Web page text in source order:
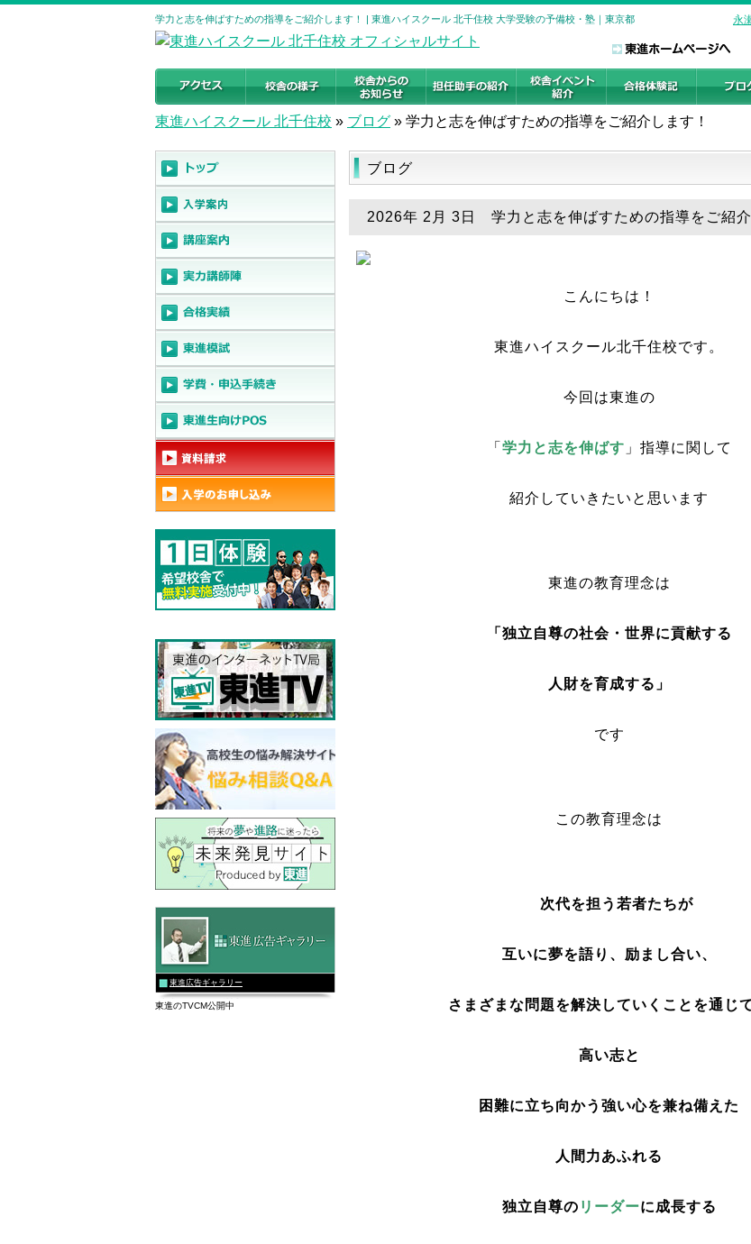
学力と志を伸ばすための指導をご紹介します！ | 東進ハイスクール 北千住校 大学受験の予備校・塾｜東京都 永
東進ハイスクール 北千住校 » ブログ » 学力と志を伸ばすための指導をご紹介します！
ブログ
2026年 2月 3日 学力と志を伸ばすための指導をご紹介
こんにちは！
東進ハイスクール北千住校です。
今回は東進の
「 学力と志を伸ばす 」指導に関して
紹介していきたいと思います
東進の教育理念は
「独立自尊の社会・世界に貢献する
人財を育成する」
です
この教育理念は
次代を担う若者たちが
互いに夢を語り、励まし合い、
さまざまな問題を解決していくことを通じて
高い志と
困難に立ち向かう強い心を兼ね備えた
人間力あふれる
独立自尊の リーダーに成長する
東進広告ギャラリー
東進のTVCM公開中